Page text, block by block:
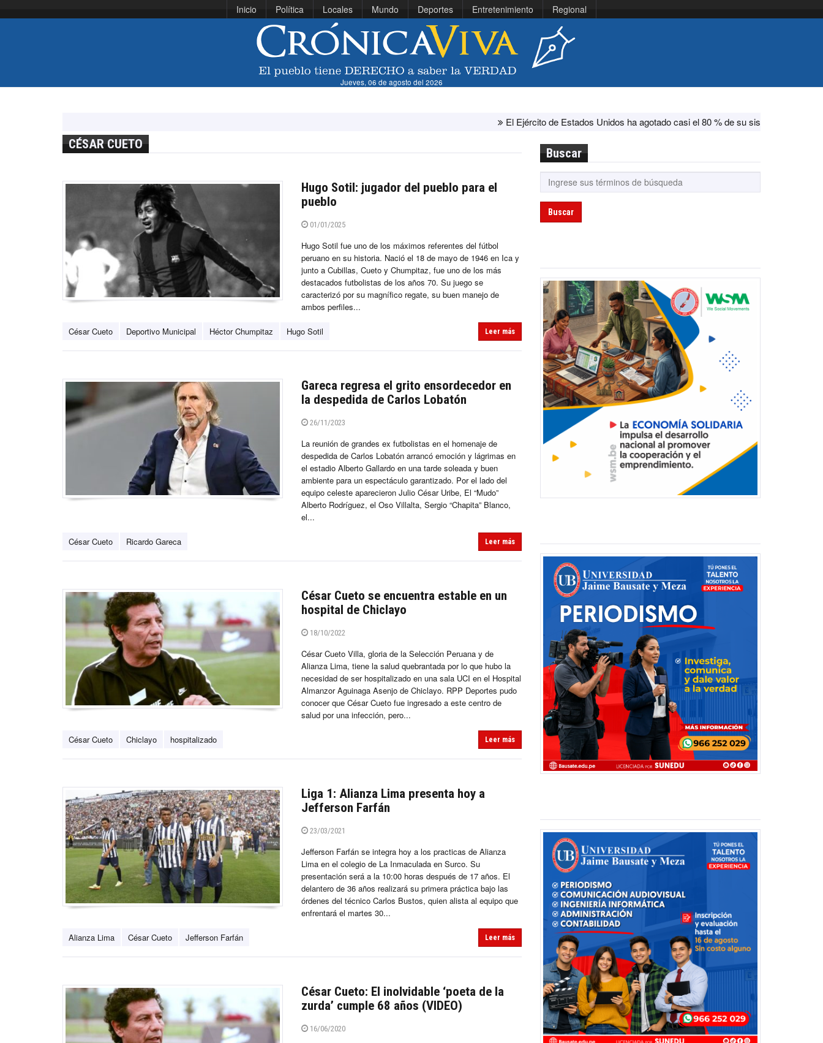
Inicio Política Locales Mundo Deportes Entretenimiento Regional
Jueves, 06 de agosto del 2026
El Ejército de Estados Unidos ha agotado casi el 80 % de su sistema antimisiles, según CNN
CÉSAR CUETO
Hugo Sotil: jugador del pueblo para el
pueblo
01/01/2025
Hugo Sotil fue uno de los máximos referentes del fútbol
peruano en su historia. Nació el 18 de mayo de 1946 en Ica y
junto a Cubillas, Cueto y Chumpitaz, fue uno de los más
destacados futbolistas de los años 70. Su juego se
caracterizó por su magnífico regate, su buen manejo de
ambos perfiles...
César Cueto Deportivo Municipal Héctor Chumpitaz Hugo Sotil Leer más
Gareca regresa el grito ensordecedor en
la despedida de Carlos Lobatón
26/11/2023
La reunión de grandes ex futbolistas en el homenaje de
despedida de Carlos Lobatón arrancó emoción y lágrimas en
el estadio Alberto Gallardo en una tarde soleada y buen
ambiente para un espectáculo garantizado. Por el lado del
equipo celeste aparecieron Julio César Uribe, El “Mudo”
Alberto Rodríguez, el Oso Villalta, Sergio “Chapita” Blanco,
el...
César Cueto Ricardo Gareca Leer más
César Cueto se encuentra estable en un
hospital de Chiclayo
18/10/2022
César Cueto Villa, gloria de la Selección Peruana y de
Alianza Lima, tiene la salud quebrantada por lo que hubo la
necesidad de ser hospitalizado en una sala UCI en el Hospital
Almanzor Aguinaga Asenjo de Chiclayo. RPP Deportes pudo
conocer que César Cueto fue ingresado a este centro de
salud por una infección, pero...
César Cueto Chiclayo hospitalizado Leer más
Liga 1: Alianza Lima presenta hoy a
Jefferson Farfán
23/03/2021
Jefferson Farfán se integra hoy a los practicas de Alianza
Lima en el colegio de La Inmaculada en Surco. Su
presentación será a la 10:00 horas después de 17 años. El
delantero de 36 años realizará su primera práctica bajo las
órdenes del técnico Carlos Bustos, quien alista al equipo que
enfrentará el martes 30...
Alianza Lima César Cueto Jefferson Farfán Leer más
César Cueto: El inolvidable ‘poeta de la
zurda’ cumple 68 años (VIDEO)
16/06/2020
Buscar
Buscar